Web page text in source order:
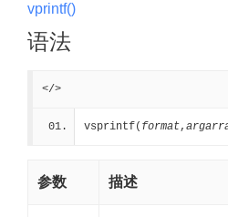
vprintf()
语法
</>
vsprintf( format,
参数 描述